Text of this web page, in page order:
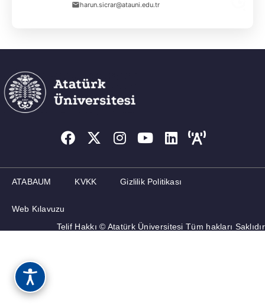
harun.sicrar@atauni.edu.tr
ATABAUM KVKK Gizlilik Politikası
Web Kılavuzu
Telif Hakkı © Atatürk Üniversitesi Tüm hakları Saklıdır